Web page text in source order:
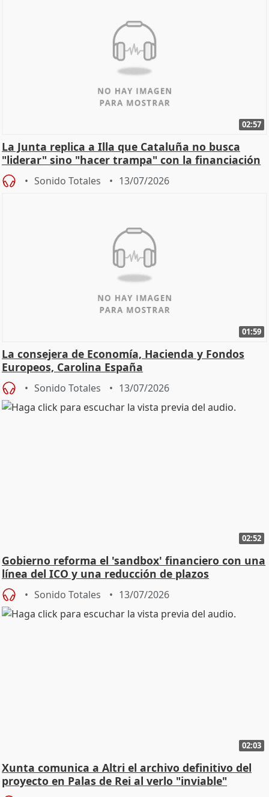
02:57
La Junta replica a Illa que Cataluña no busca
"liderar" sino "hacer trampa" con la financiación
Sonido Totales 13/07/2026
01:59
La consejera de Economía, Hacienda y Fondos
Europeos, Carolina España
Sonido Totales 13/07/2026
02:52
Gobierno reforma el 'sandbox' financiero con una
línea del ICO y una reducción de plazos
Sonido Totales 13/07/2026
02:03
Xunta comunica a Altri el archivo definitivo del
proyecto en Palas de Rei al verlo "inviable"